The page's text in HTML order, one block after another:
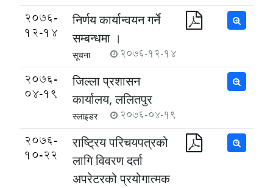
2076-
12-14
निर्णय कार्यान्वयन गर्ने
सम्बन्धमा ।
सूचना 2076-12-14
2076-
04-19
जिल्ला प्रशासन
कार्यालय, ललितपुर
स्लाइडर 2076-04-19
2076-
10-22
राष्ट्रिय परिचयपत्रको
लागि विवरण दर्ता
अपरेटरको प्रयोगात्मक